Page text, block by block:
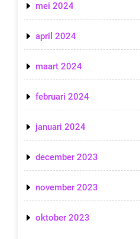
mei 2024
april 2024
maart 2024
februari 2024
januari 2024
december 2023
november 2023
oktober 2023